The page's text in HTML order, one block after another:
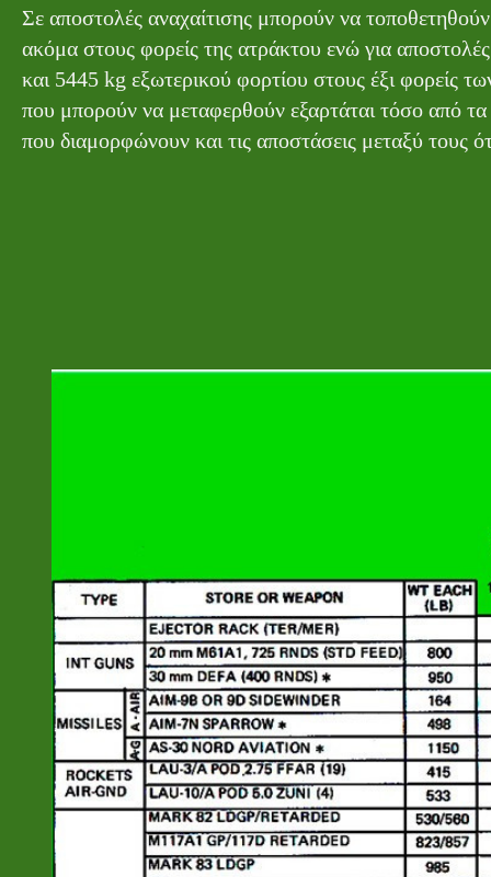
Σε αποστολές αναχαίτισης μπορούν να
ακόμα στους φορείς της ατράκτου ενώ για
και 5445 kg εξωτερικού φορτίου στους έξι φορείς
που μπορούν να μεταφερθούν εξαρτάται τόσο από
που διαμορφώνουν και τις αποστάσεις μεταξύ τους